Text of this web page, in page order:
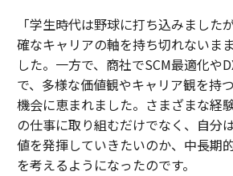
「学生時代は野球に打ち込みました
確なキャリアの軸を持ち切れないま
した。一方で、商社でSCM最適化や
で、多様な価値観やキャリア観を持
機会に恵まれました。さまざまな経
の仕事に取り組むだけでなく、自分
値を発揮していきたいのか、中長期
を考えるようになったのです。